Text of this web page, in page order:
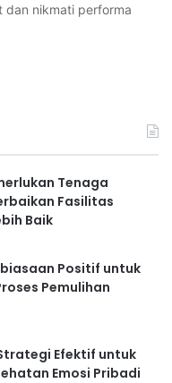
dan nikmati performa
Tenaga
Fasilitas
Baik
Positif untuk
Pemulihan
Efektif untuk
Emosi Pribadi